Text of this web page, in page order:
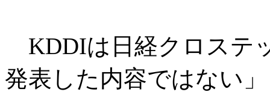
KDDIは日経クロステ
発表した内容ではない